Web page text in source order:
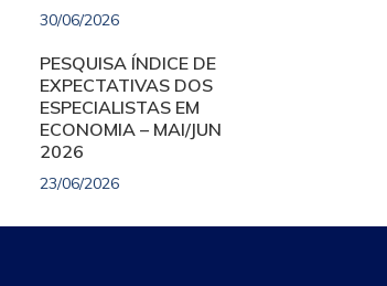
30/06/2026
PESQUISA ÍNDICE DE
EXPECTATIVAS DOS
ESPECIALISTAS EM
ECONOMIA – MAI/JUN
2026
23/06/2026